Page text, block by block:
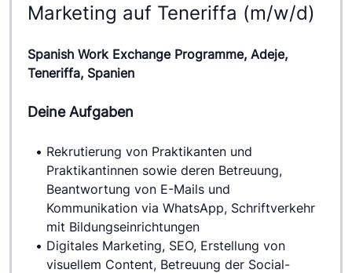
Marketing auf Teneriffa (m/w/d)
Spanish Work Exchange Programme, Adeje,
Teneriffa, Spanien
Deine Aufgaben
Rekrutierung von Praktikanten und
Praktikantinnen sowie deren Betreuung,
Beantwortung von E-Mails und
Kommunikation via WhatsApp, Schriftverkehr
mit Bildungseinrichtungen
Digitales Marketing, SEO, Erstellung von
visuellem Content, Betreuung der Social-